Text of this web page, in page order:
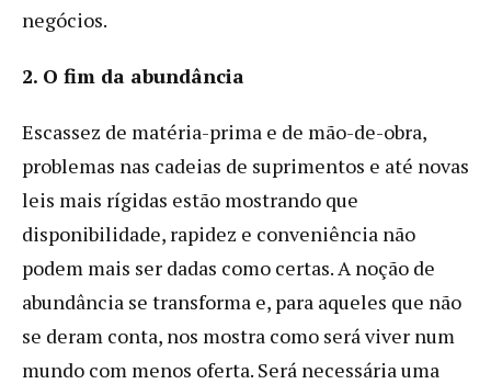
negócios.
2. O fim da abundância
Escassez de matéria-prima e de mão-de-obra,
problemas nas cadeias de suprimentos e até novas
leis mais rígidas estão mostrando que
disponibilidade, rapidez e conveniência não
podem mais ser dadas como certas. A noção de
abundância se transforma e, para aqueles que não
se deram conta, nos mostra como será viver num
mundo com menos oferta. Será necessária uma